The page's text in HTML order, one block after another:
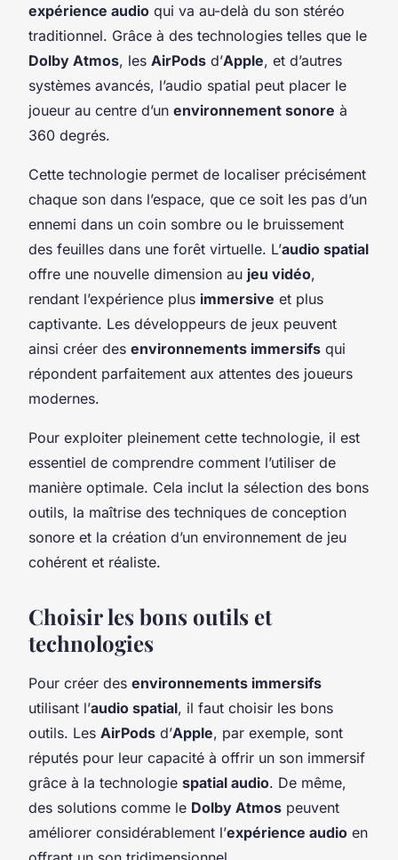
expérience audio qui va au-delà du son stéréo
traditionnel. Grâce à des technologies telles que le
Dolby Atmos, les AirPods d’Apple, et d’autres
systèmes avancés, l’audio spatial peut placer le
joueur au centre d’un environnement sonore à
360 degrés.
Cette technologie permet de localiser précisément
chaque son dans l’espace, que ce soit les pas d’un
ennemi dans un coin sombre ou le bruissement
des feuilles dans une forêt virtuelle. L’audio spatial
offre une nouvelle dimension au jeu vidéo,
rendant l’expérience plus immersive et plus
captivante. Les développeurs de jeux peuvent
ainsi créer des environnements immersifs qui
répondent parfaitement aux attentes des joueurs
modernes.
Pour exploiter pleinement cette technologie, il est
essentiel de comprendre comment l’utiliser de
manière optimale. Cela inclut la sélection des bons
outils, la maîtrise des techniques de conception
sonore et la création d’un environnement de jeu
cohérent et réaliste.
Choisir les bons outils et
technologies
Pour créer des environnements immersifs
utilisant l’audio spatial, il faut choisir les bons
outils. Les AirPods d’Apple, par exemple, sont
réputés pour leur capacité à offrir un son immersif
grâce à la technologie spatial audio. De même,
des solutions comme le Dolby Atmos peuvent
améliorer considérablement l’expérience audio en